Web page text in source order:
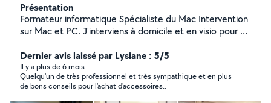
Présentation
Formateur informatique Spécialiste du Mac Intervention
sur Mac et PC. J'interviens à domicile et en visio pour du
tablettes - ordinateurs
Dernier avis laissé par Lysiane : 5/5
Il y a plus de 6 mois
Quelqu'un de très professionnel et très sympathique et en plus
de bons conseils pour l'achat d'accessoires..